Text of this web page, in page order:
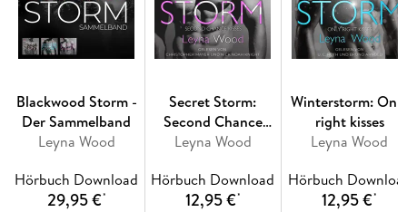
"Hast du schon mal einen Mann geküsst?", frage ich mit
Ich senke meinen Blick auf seine nassen Lippen. "Willst du?"
Aiden nimmt einen hektischen Atemzug. Sein Mundwinkel
zuckt. Und dann knurrt er: "Verdammt! Küss mich, Bren."
Blackwood Storm -
Der Sammelband
Leyna Wood
Hörbuch Download
29,95 €*
Secret Storm:
Second Chance
Kisses
Leyna Wood
Hörbuch Download
12,95 €*
Winterstorm:
right kisses
Leyna Wood
Hörbuch
12,95 €*